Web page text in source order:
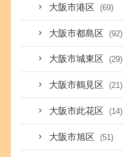
大阪市港区 (69)
大阪市都島区 (92)
大阪市城東区 (29)
大阪市鶴見区 (21)
大阪市此花区 (14)
大阪市旭区 (51)